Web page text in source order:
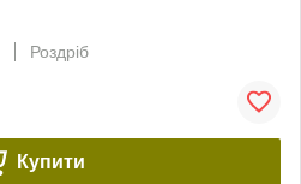
Роздріб
Купити